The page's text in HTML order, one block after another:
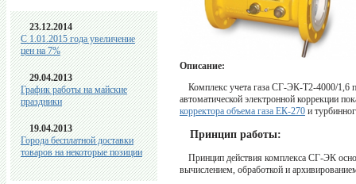
23.12.2014
C 1.01.2015 года увеличение
цен на 7%
29.04.2013
График работы на майские
праздники
19.04.2013
Города бесплатной доставки
товаров на некоторые позиции
Описание:
Комплекс учета газа СГ-ЭК-Т2-4000/1,6
автоматической электронной коррекции
корректора объема газа ЕК-270 и
Принцип работы:
Принцип действия комплекса СГ-ЭК
вычислением, обработкой и